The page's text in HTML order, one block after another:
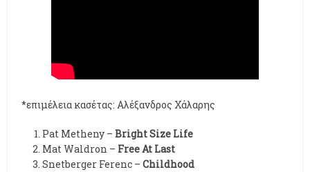
*επιμέλεια κασέτας: Αλέξανδρος Χάλαρης
Pat Metheny –Bright Size Life
Mat Waldron – Free At Last
Snetberger Ferenc – Childhood